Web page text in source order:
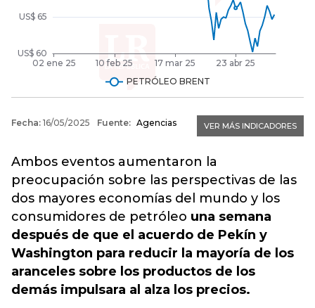
Ambos eventos aumentaron la
preocupación sobre las perspectivas de las
dos mayores economías del mundo y los
consumidores de petróleo una semana
después de que el acuerdo de Pekín y
Washington para reducir la mayoría de los
aranceles sobre los productos de los
demás impulsara al alza los precios.